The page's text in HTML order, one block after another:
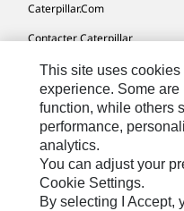
Caterpillar.com
Contacter Caterpillar
Mes Préférences Marketing
Plan Du Site
Cookie Settings
Légales
Confidentialité
This site uses
experience. Some
function, while others
performance,
analytics.
You can adjust your
Cookie Settings.
By selecting I Accept,